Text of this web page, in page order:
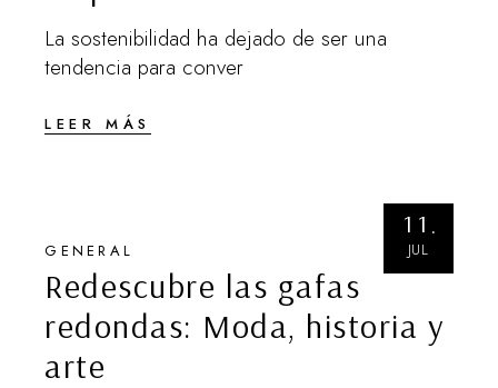
La sostenibilidad ha dejado de ser una
tendencia para conver
LEER MÁS
11
JUL
GENERAL
Redescubre las gafas
redondas: Moda, historia y
arte